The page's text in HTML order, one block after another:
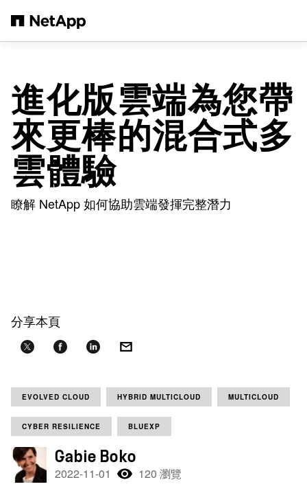
進化版雲端為您帶
來更棒的混合式多
雲體驗
瞭解 NetApp 如何協助雲端發揮完整潛力
分享本頁
EVOLVED CLOUD HYBRID MULTICLOUD MULTICLOUD
CYBER RESILIENCE BLUEXP
Gabie Boko
2022-11-01 120 瀏覽